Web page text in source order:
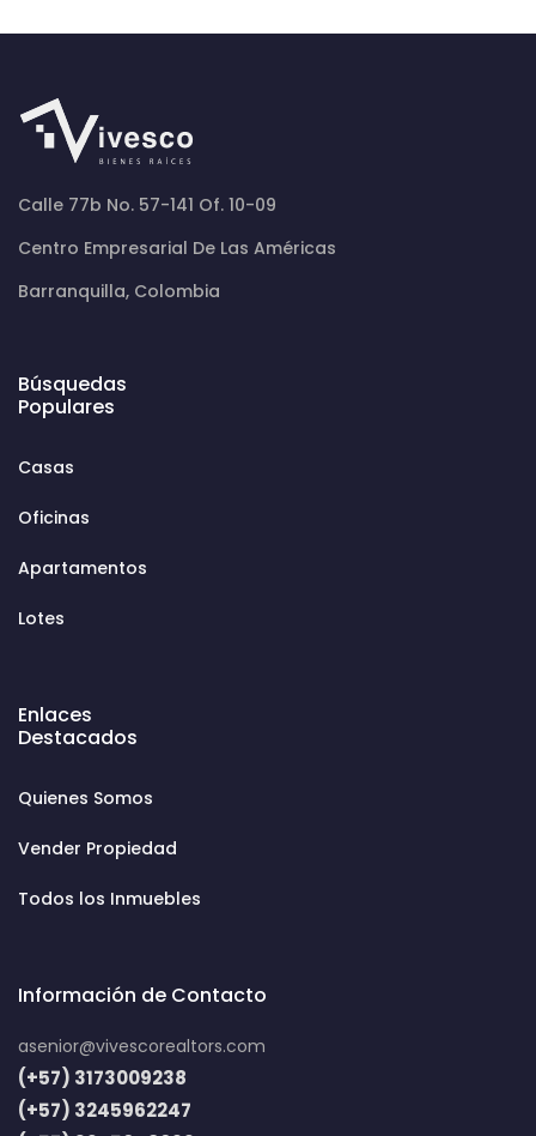
Calle 77b No. 57-141 Of. 10-09
Centro Empresarial De Las Américas
Barranquilla, Colombia
Búsquedas
Populares
Casas
Oficinas
Apartamentos
Lotes
Enlaces
Destacados
Quienes Somos
Vender Propiedad
Todos los Inmuebles
Información de Contacto
asenior@vivescorealtors.com
(+57) 3173009238
(+57) 3245962247